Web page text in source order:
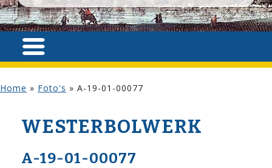
Home » Foto's » A-19-01-00077
WESTERBOLWERK
A-19-01-00077